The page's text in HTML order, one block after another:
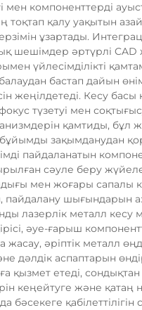
мен компоненттерді
тоқтап қалу уақытын
ұзартады.
шешімдер әртүрлі CAD
үйлесімділікті
бастап дайын
жеңілдетеді. Кесу басы
түзетуі мен
қамтиды, бұл
зақымданудан
пайдаланатын
сәуле беру
мен жоғары сапалы
пайдалану шығындарын
лазерлік металл кесу
әуе-ғарыш
жасау, әріптік металл
дәлдік аспаптарын
қызмет етеді, сондықтан
кеңейтуге және қатаң
бәсекеге қабілеттілігін